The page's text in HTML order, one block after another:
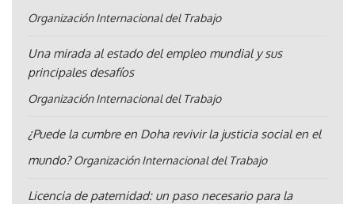
Organización Internacional del Trabajo
Una mirada al estado del empleo mundial y sus
principales desafíos
Organización Internacional del Trabajo
¿Puede la cumbre en Doha revivir la justicia social en el
mundo? Organización Internacional del Trabajo
Licencia de paternidad: un paso necesario para la